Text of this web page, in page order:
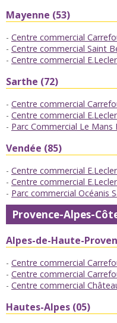
Mayenne (53)
Centre commercial
Centre commercial Saint
Centre commercial
Sarthe (72)
Centre commercial
Centre commercial
Parc Commercial Le Mans
Vendée (85)
Centre commercial
Centre commercial
Parc commercial Océanis
Provence-Alpes-
Alpes-de-Haute-
Centre commercial
Centre commercial
Centre commercial
Hautes-Alpes (05)